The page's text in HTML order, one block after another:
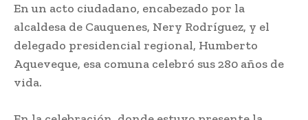
En un acto ciudadano, encabezado por la
alcaldesa de Cauquenes, Nery Rodríguez, y el
delegado presidencial regional, Humberto
Aqueveque, esa comuna celebró sus 280 años de
vida.